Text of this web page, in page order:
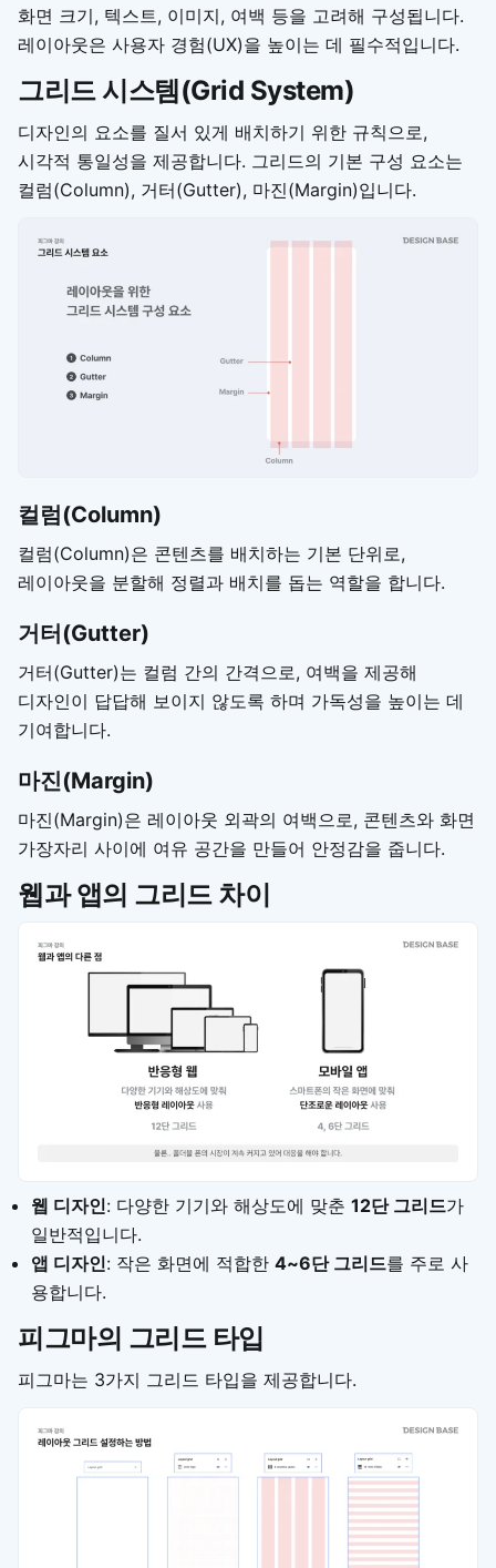
화면 크기, 텍스트, 이미지, 여백 등을 고려해 구성됩니다.
레이아웃은 사용자 경험(UX)을 높이는 데 필수적입니다.
그리드 시스템(Grid System)
디자인의 요소를 질서 있게 배치하기 위한 규칙으로,
시각적 통일성을 제공합니다. 그리드의 기본 구성 요소는
컬럼(Column), 거터(Gutter), 마진(Margin)입니다.
컬럼(Column)
컬럼(Column)은 콘텐츠를 배치하는 기본 단위로,
레이아웃을 분할해 정렬과 배치를 돕는 역할을 합니다.
거터(Gutter)
거터(Gutter)는 컬럼 간의 간격으로, 여백을 제공해
디자인이 답답해 보이지 않도록 하며 가독성을 높이는 데
기여합니다.
마진(Margin)
마진(Margin)은 레이아웃 외곽의 여백으로, 콘텐츠와 화면
가장자리 사이에 여유 공간을 만들어 안정감을 줍니다.
웹과 앱의 그리드 차이
웹 디자인: 다양한 기기와 해상도에 맞춘 12단 그리드가
일반적입니다.
앱 디자인: 작은 화면에 적합한 4~6단 그리드를 주로 사
용합니다.
피그마의 그리드 타입
피그마는 3가지 그리드 타입을 제공합니다.